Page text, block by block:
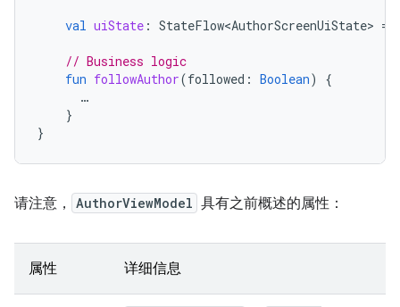
val uiState : StateFlow<AuthorScreenUiState> =
// Business logic
fun followAuthor(followed : Boolean)
{
…
}
}
请注意， AuthorViewModel 具有之前概述的属性：
属性 详细信息